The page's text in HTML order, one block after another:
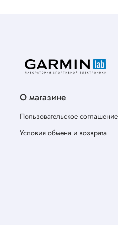
О магазине
Пользовательское соглашение
Условия обмена и возврата